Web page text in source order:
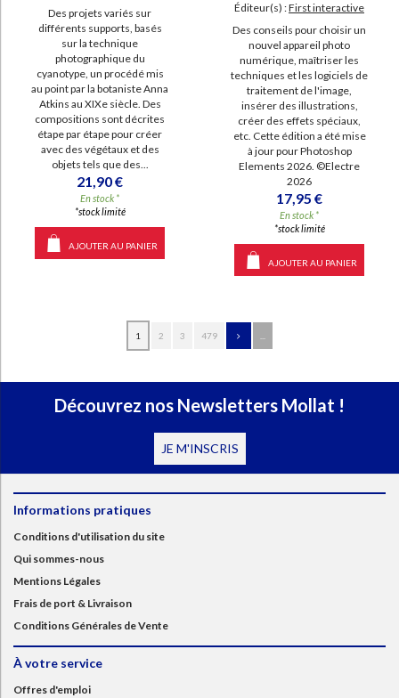
Des projets variés sur
différents supports, basés
sur la technique
photographique du
cyanotype, un procédé mis
au point par la botaniste Anna
Atkins au XIXe siècle. Des
compositions sont décrites
étape par étape pour créer
avec des végétaux et des
objets tels que des...
21,90 €
En stock *
*stock limité
AJOUTER AU PANIER
Éditeur(s) :First interactive
Des conseils pour choisir un
nouvel appareil photo
numérique, maîtriser les
techniques et les logiciels de
traitement de l'image,
insérer des illustrations,
créer des effets spéciaux,
etc. Cette édition a été mise
à jour pour Photoshop
Elements 2026. ©Electre
2026
17,95 €
En stock *
*stock limité
AJOUTER AU PANIER
1 2 3 479
Découvrez nos Newsletters Mollat !
JE M'INSCRIS
Informations pratiques
Conditions d'utilisation du site
Qui sommes-nous
Mentions Légales
Frais de port & Livraison
Conditions Générales de Vente
À votre service
Offres d'emploi